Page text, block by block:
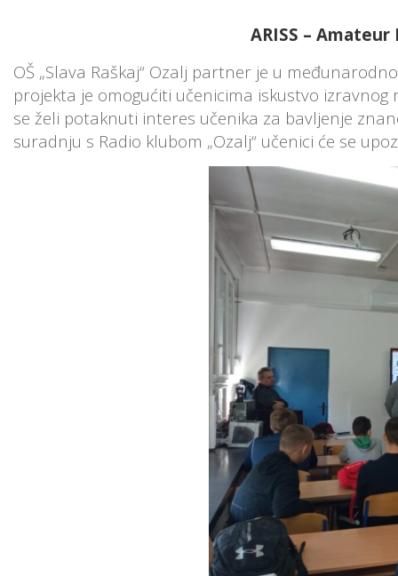
ARISS –
OŠ „Slava Raškaj“ Ozalj partner je u
projekta je omogućiti učenicima iskustvo
se želi potaknuti interes učenika za bavljenje
suradnju s Radio klubom „Ozalj“ učenici će se